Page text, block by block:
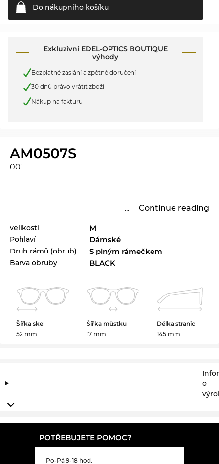
Do nákupního košíku
Exkluzivní EDEL-OPTICS BOUTIQUE
výhody
Bezplatné zaslání a zpětné doručení
30 dnů právo vrátit zboží
Nákup na fakturu
AM0507S
001
... Continue reading
velikosti M
Pohlaví Dámské
Druh rámů (obrub) S plným rámečkem
Barva obruby BLACK
Šířka skel
52 mm
Šířka můstku
17 mm
Délka stranic
145 mm
o
POTŘEBUJETE POMOC?
Po-Pá 9-18 hod.